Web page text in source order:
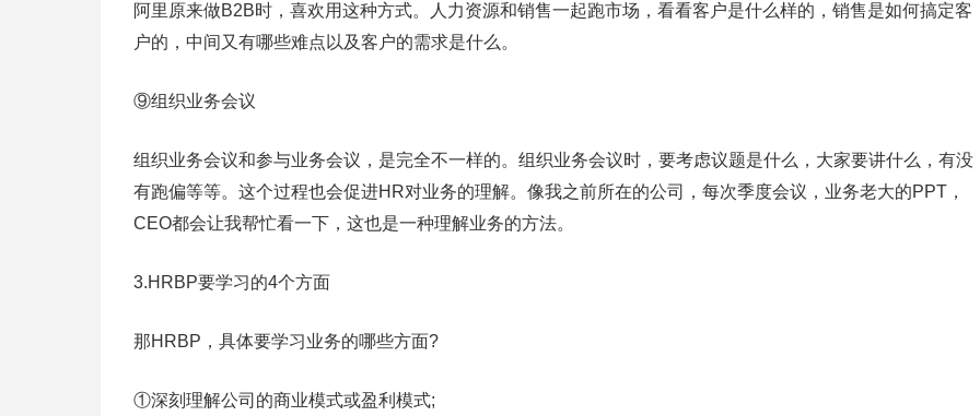
阿里原来做B2B时，喜欢用这种方式。人力资源和销售一起跑市场，看看客户是什么样的，销售是如何搞定客
户的，中间又有哪些难点以及客户的需求是什么。
⑨组织业务会议
组织业务会议和参与业务会议，是完全不一样的。组织业务会议时，要考虑议题是什么，大家要讲什么，有没
有跑偏等等。这个过程也会促进HR对业务的理解。像我之前所在的公司，每次季度会议，业务老大的PPT，
CEO都会让我帮忙看一下，这也是一种理解业务的方法。
3.HRBP要学习的4个方面
那HRBP，具体要学习业务的哪些方面?
①深刻理解公司的商业模式或盈利模式;